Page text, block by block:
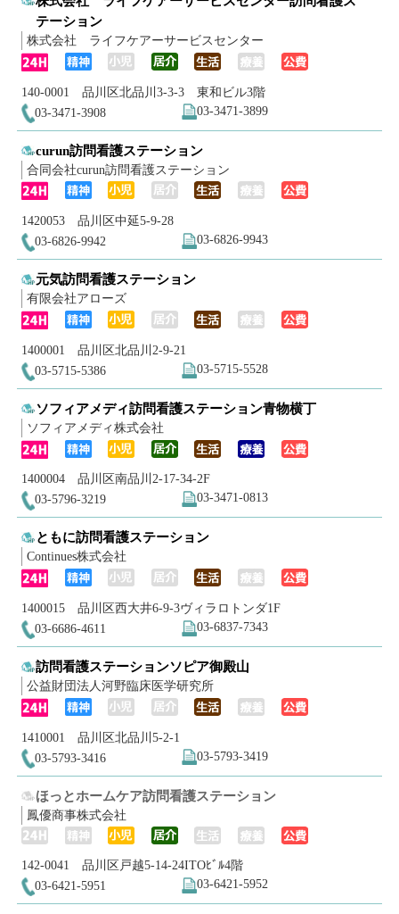
テーション
株式会社 ライフケアーサービスセンター
140-0001 品川区北品川3-3-3 東和ビル3階
03-3471-3908
03-3471-3899
curun訪問看護ステーション
合同会社curun訪問看護ステーション
1420053 品川区中延5-9-28
03-6826-9942
03-6826-9943
元気訪問看護ステーション
有限会社アローズ
1400001 品川区北品川2-9-21
03-5715-5386
03-5715-5528
ソフィアメディ訪問看護ステーション青物横丁
ソフィアメディ株式会社
1400004 品川区南品川2-17-34‐2F
03-5796-3219
03-3471-0813
ともに訪問看護ステーション
Continues株式会社
1400015 品川区西大井6-9-3ヴィラロトンダ1F
03-6686-4611
03-6837-7343
訪問看護ステーションソピア御殿山
公益財団法人河野臨床医学研究所
1410001 品川区北品川5-2-1
03-5793-3416
03-5793-3419
ほっとホームケア訪問看護ステーション
鳳優商事株式会社
142-0041 品川区戸越5-14-24ITOﾋﾞﾙ4階
03-6421-5951
03-6421-5952